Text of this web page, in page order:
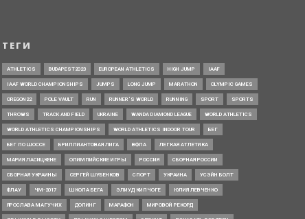
ТЕГИ
ATHLETICS BUDAPEST2023 EUROPEAN ATHLETICS HIGH JUMP IAAF
IAAF WORLD CHAMPIONSHIPS JUMPS LONG JUMP MARATHON OLYMPIC GAMES
OREGON22 POLE VAULT RUN RUNNER’S WORLD RUNNING SPORT SPORTS
THROWS TRACK AND FIELD UKRAINE WANDA DIAMOND LEAGUE WORLD ATHLETICS
WORLD ATHLETICS CHAMPIONSHIPS WORLD ATHLETICS INDOOR TOUR БЕГ
БЕГ ПО ШОССЕ БРИЛЛИАНТОВАЯ ЛИГА ВФЛА ЛЕГКАЯ АТЛЕТИКА
МАРИЯ ЛАСИЦКЕНЕ ОЛИМПИЙСКИЕ ИГРЫ РОССИЯ СБОРНАЯ РОССИИ
СБОРНАЯ УКРАИНЫ СЕРГЕЙ ШУБЕНКОВ СПОРТ УКРАИНА УСЭЙН БОЛТ
ФЛАУ ЧМ-2017 ШКОЛА БЕГА ЭЛИУД КИПЧОГЕ ЮЛИЯ ЛЕВЧЕНКО
ЯРОСЛАВА МАГУЧИХ ДОПИНГ МАРАФОН МИРОВОЙ РЕКОРД